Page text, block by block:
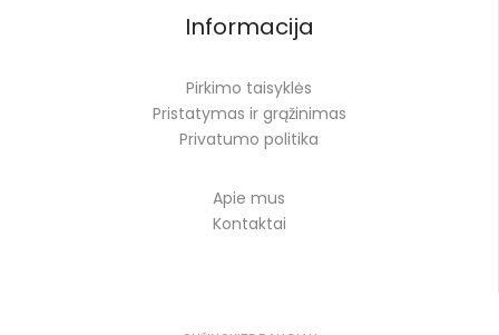
Informacija
Pirkimo taisyklės
Pristatymas ir grąžinimas
Privatumo politika
Apie mus
Kontaktai